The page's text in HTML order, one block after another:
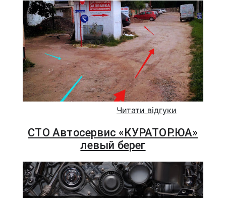
Читати відгуки
СТО Автосервис «КУРАТОР.ЮА»
левый берег